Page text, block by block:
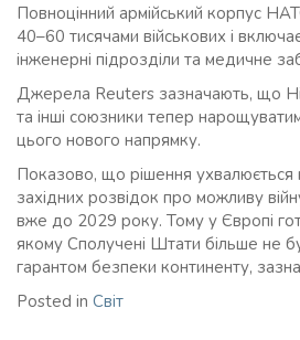
Повноцінний армійський корпус
40–60 тисячами військових і
інженерні підрозділи та медичне
Джерела Reuters зазначають, що
та інші союзники тепер
цього нового напрямку.
Показово, що рішення
західних розвідок про можливу
вже до 2029 року. Тому у Європі
якому Сполучені Штати більше не
гарантом безпеки континенту,
Posted in Світ